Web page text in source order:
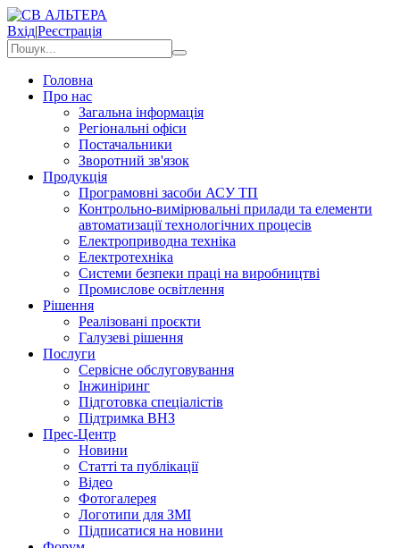
Вхід|Реєстрація
Головна
Про нас
Загальна інформація
Регіональні офіси
Постачальники
Зворотний зв'язок
Продукція
Програмовні засоби АСУ ТП
Контрольно-вимірювальні прилади та елементи
автоматизації технологічних процесів
Електроприводна техніка
Електротехніка
Системи безпеки праці на виробництві
Промислове освітлення
Рішення
Реалізовані проєкти
Галузеві рішення
Послуги
Сервісне обслуговування
Інжиніринг
Підготовка спеціалістів
Підтримка ВНЗ
Прес-Центр
Новини
Статті та публікації
Відео
Фотогалерея
Логотипи для ЗМІ
Підписатися на новини